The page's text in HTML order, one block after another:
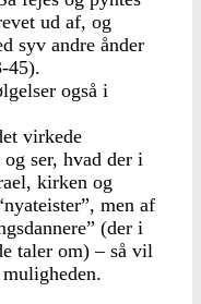
ud af, og
syv andre ånder
45).
også i
virkede
ser, hvad der i
kirken og
men af
(der i
taler om) – så vil